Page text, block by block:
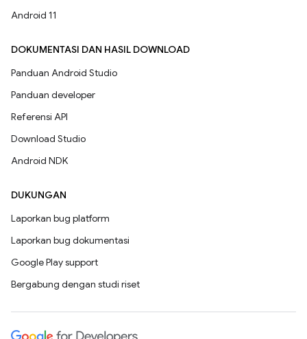
Android 11
DOKUMENTASI DAN HASIL DOWNLOAD
Panduan Android Studio
Panduan developer
Referensi API
Download Studio
Android NDK
DUKUNGAN
Laporkan bug platform
Laporkan bug dokumentasi
Google Play support
Bergabung dengan studi riset